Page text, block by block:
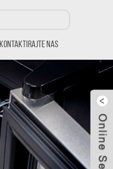
Kontaktirajte Nas